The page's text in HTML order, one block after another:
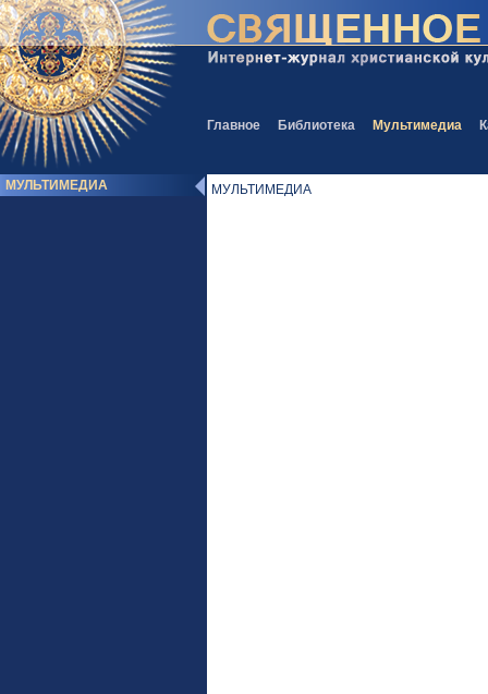
Главное Библиотека Мультимедиа
МУЛЬТИМЕДИА МУЛЬТИМЕДИА